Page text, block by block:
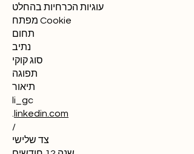
עוגיות הכרחיות בהחלט
מפתח Cookie
תחום
נתיב
סוג קוקי
תפוגה
תיאור
li_gc
linkedin.com
/
צד שלישי